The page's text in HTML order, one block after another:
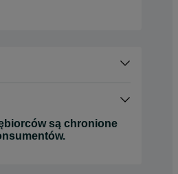
są chronione